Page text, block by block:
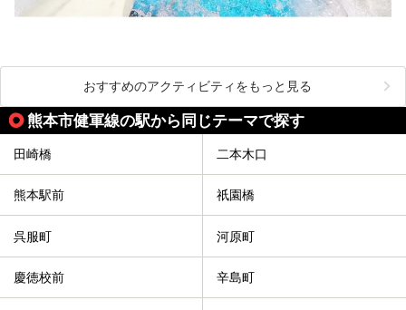
おすすめのアクティビティをもっと見る
熊本市健軍線の駅から同じテーマで探す
田崎橋 二本木口
熊本駅前 祇園橋
呉服町 河原町
慶徳校前 辛島町